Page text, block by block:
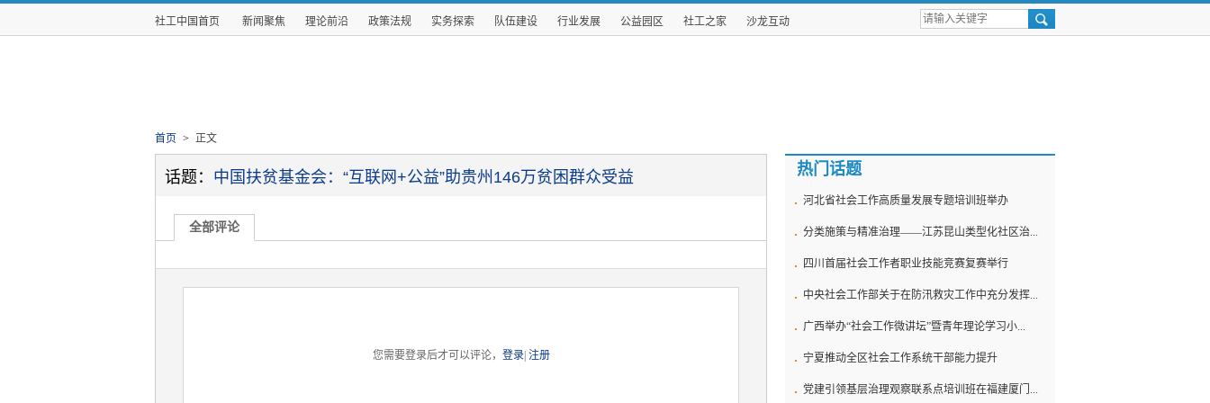
社工中国首页 新闻聚焦 理论前沿 政策法规 实务探索 队伍建设 行业发展 公益园区 社工之家 沙龙互动
首页 > 正文
话题： 中国扶贫基金会：“互联网+公益”助贵州146万贫困群众受益
全部评论
您需要登录后才可以评论， 登录| 注册
热门话题
河北省社会工作高质量发展专题培训班举办
分类施策与精准治理——江苏昆山类型化社区治...
四川首届社会工作者职业技能竞赛复赛举行
中央社会工作部关于在防汛救灾工作中充分发挥...
广西举办“社会工作微讲坛”暨青年理论学习小...
宁夏推动全区社会工作系统干部能力提升
党建引领基层治理观察联系点培训班在福建厦门...